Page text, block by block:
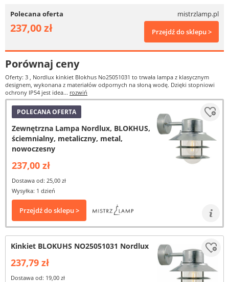
Polecana oferta mistrzlamp.pl
237,00 zł Przejdź do sklepu >
Porównaj ceny
Oferty: 3 , Nordlux kinkiet Blokhus No25051031 to trwała lampa z klasycznym
designem, wykonana z materiałów odpornych na słoną wodę. Dzięki stopniowi
ochrony IP54 jest idea... rozwiń
POLECANA OFERTA
Zewnętrzna Lampa Nordlux, BLOKHUS,
ściemnialny, metaliczny, metal,
nowoczesny
237,00 zł
Dostawa od: 25,00 zł
Wysyłka: 1 dzień
Przejdź do sklepu >
Kinkiet BLOKUHS NO25051031 Nordlux
237,79 zł
Dostawa od: 19,00 zł